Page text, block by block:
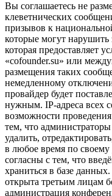
Вы соглашаетесь не
клеветнических
призывов к
которые могут
которая предоставляет
«cofounder.su» или
размещения таких
немедленному
провайдер будет
нужным. IP-адреса всех
возможности
тем, что
удалить,
в любое время по
согласны с тем, что
храниться в базе
открыта третьим лицам
администрация